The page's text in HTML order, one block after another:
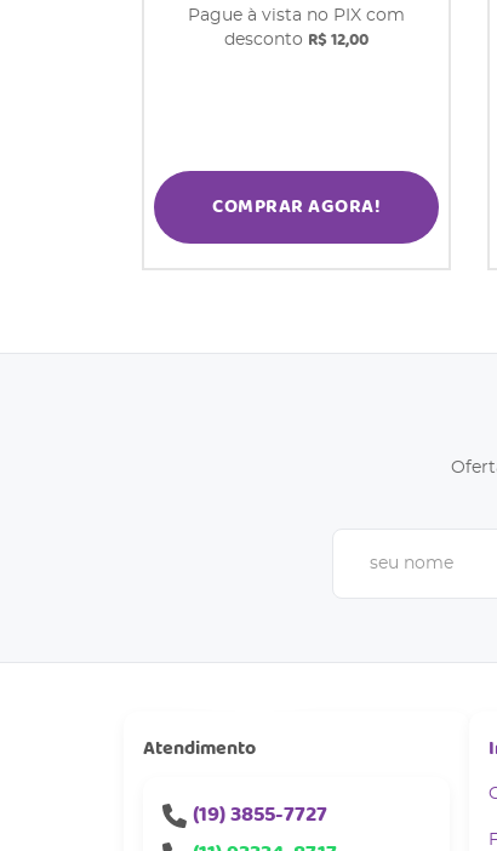
Pague à vista no PIX com
desconto R$ 12,00
COMPRAR AGORA!
Atendimento
(19)3855-7727